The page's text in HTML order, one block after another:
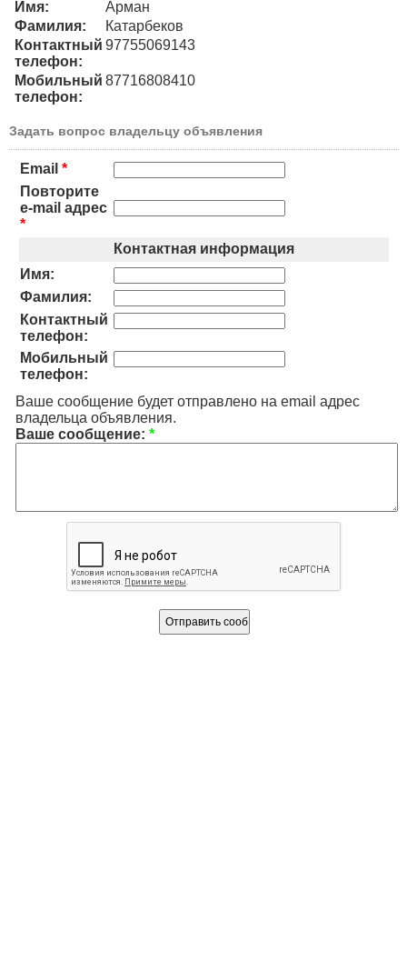
Имя:
Арман
Фамилия:
Катарбеков
Контактный
телефон:
97755069143
Мобильный
телефон:
87716808410
Задать вопрос владельцу объявления
Email *
Повторите
e-mail адрес
*
Контактная информация
Имя:
Фамилия:
Контактный
телефон:
Мобильный
телефон:
Ваше сообщение будет отправлено на email адрес
владельца объявления.
Ваше сообщение: *